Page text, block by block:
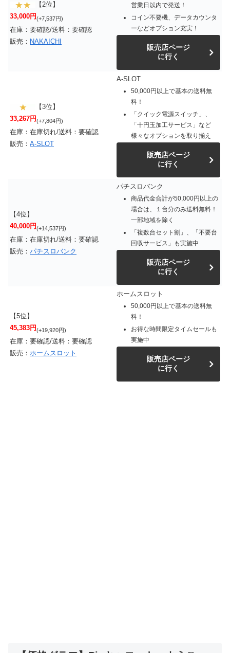
【2位】
33,000円(+7,537円)
在庫：要確認/送料：要確認
販売： NAKAICHI
営業日以内で発送！
コイン不要機、データカウンタ
ーなどオプション充実！
販売店ページ
に行く
【3位】
33,267円(+7,804円)
在庫：在庫切れ/送料：要確認
販売： A-SLOT
A-SLOT
50,000円以上で基本の送料無
料！
「クイック電源スイッチ」、
「十円玉加工サービス」など
様々なオプションを取り揃え
販売店ページ
に行く
【4位】
40,000円(+14,537円)
在庫：在庫切れ/送料：要確認
販売： パチスロバンク
パチスロバンク
商品代金合計が50,000円以上の
場合は、１台分のみ送料無料！
一部地域を除く
「複数台セット割」、「不要台
回収サービス」も実施中
販売店ページ
に行く
【5位】
45,383円(+19,920円)
在庫：要確認/送料：要確認
販売： ホームスロット
ホームスロット
50,000円以上で基本の送料無
料！
お得な時間限定タイムセールも
実施中
販売店ページ
に行く